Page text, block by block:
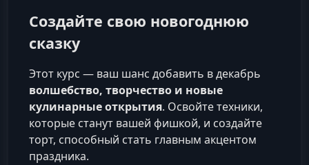
Создайте свою новогоднюю
сказку
Этот курс — ваш шанс добавить в декабрь
волшебство, творчество и новые
кулинарные открытия. Освойте техники,
которые станут вашей фишкой, и создайте
торт, способный стать главным акцентом
праздника.